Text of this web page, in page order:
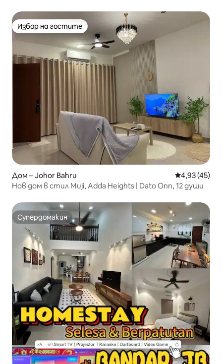
Избор на гостите
Избор на гостите
Дом – Johor Bahru Средна
4,93 (45)
Нов дом в стил Muji, Adda Heights | Dato Onn, 12 души
Супердомакин
Супердомакин